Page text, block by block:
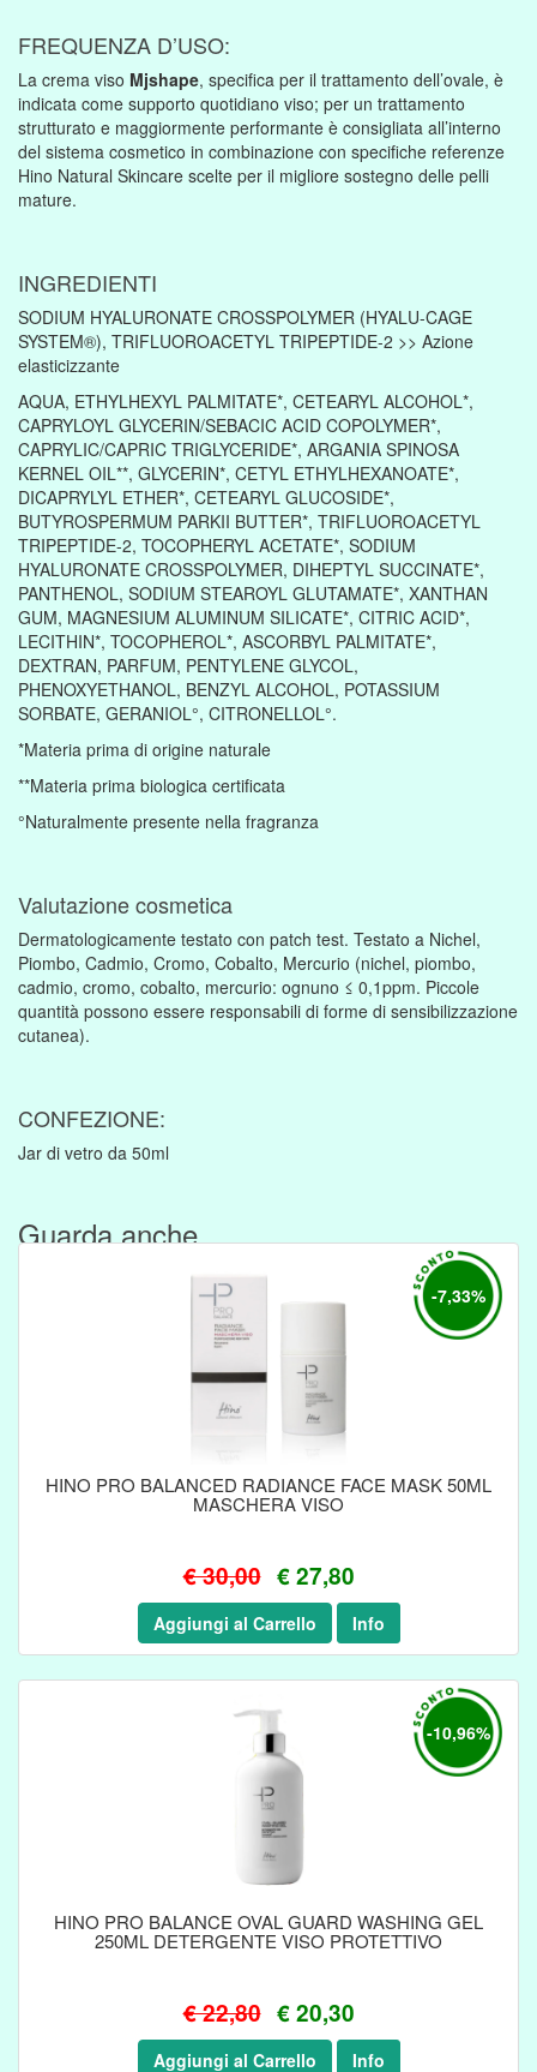
FREQUENZA D’USO:
La crema viso Mjshape, specifica per il trattamento dell’ovale, è
indicata come supporto quotidiano viso; per un trattamento
strutturato e maggiormente performante è consigliata all’interno
del sistema cosmetico in combinazione con specifiche referenze
Hino Natural Skincare scelte per il migliore sostegno delle pelli
mature.
INGREDIENTI
SODIUM HYALURONATE CROSSPOLYMER (HYALU-CAGE
SYSTEM®), TRIFLUOROACETYL TRIPEPTIDE-2 >> Azione
elasticizzante
AQUA, ETHYLHEXYL PALMITATE*, CETEARYL ALCOHOL*,
CAPRYLOYL GLYCERIN/SEBACIC ACID COPOLYMER*,
CAPRYLIC/CAPRIC TRIGLYCERIDE*, ARGANIA SPINOSA
KERNEL OIL**, GLYCERIN*, CETYL ETHYLHEXANOATE*,
DICAPRYLYL ETHER*, CETEARYL GLUCOSIDE*,
BUTYROSPERMUM PARKII BUTTER*, TRIFLUOROACETYL
TRIPEPTIDE-2, TOCOPHERYL ACETATE*, SODIUM
HYALURONATE CROSSPOLYMER, DIHEPTYL SUCCINATE*,
PANTHENOL, SODIUM STEAROYL GLUTAMATE*, XANTHAN
GUM, MAGNESIUM ALUMINUM SILICATE*, CITRIC ACID*,
LECITHIN*, TOCOPHEROL*, ASCORBYL PALMITATE*,
DEXTRAN, PARFUM, PENTYLENE GLYCOL,
PHENOXYETHANOL, BENZYL ALCOHOL, POTASSIUM
SORBATE, GERANIOL°, CITRONELLOL°.
*Materia prima di origine naturale
**Materia prima biologica certificata
°Naturalmente presente nella fragranza
Valutazione cosmetica
Dermatologicamente testato con patch test. Testato a Nichel,
Piombo, Cadmio, Cromo, Cobalto, Mercurio (nichel, piombo,
cadmio, cromo, cobalto, mercurio: ognuno ≤ 0,1ppm. Piccole
quantità possono essere responsabili di forme di sensibilizzazione
cutanea).
CONFEZIONE:
Jar di vetro da 50ml
Guarda anche....
HINO PRO BALANCED RADIANCE FACE MASK 50ML
MASCHERA VISO
€ 30,00 € 27,80
Aggiungi al Carrello Info
-7,33%
HINO PRO BALANCE OVAL GUARD WASHING GEL
250ML DETERGENTE VISO PROTETTIVO
€ 22,80 € 20,30
Aggiungi al Carrello Info
-10,96%